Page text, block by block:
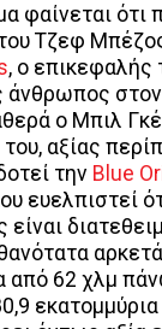
φαίνεται
Τζεφ
, ο επικεφαλής
άνθρωπος
ο Μπιλ
αξίας
την Blue
ευελπιστεί
από 62 χλμ